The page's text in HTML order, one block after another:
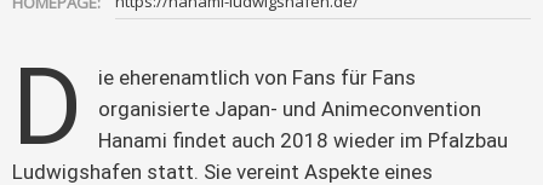
D
ie eherenamtlich von Fans für Fans
organisierte Japan- und Animeconvention
Hanami findet auch 2018 wieder im Pfalzbau
Ludwigshafen statt. Sie vereint Aspekte eines